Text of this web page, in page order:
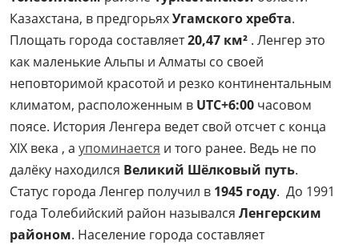
Казахстана, в предгорьяхУгамского хребта.
Площать города составляет20,47 км² . Ленгер это
как маленькие Альпы и Алматы со своей
неповторимой красотой и резко континентальным
климатом, расположенным в UTC+6:00 часовом
поясе. История Ленгера ведет свой отсчет с конца
XIX века , а упоминается и того ранее. Ведь не по
далёку находился Великий Шёлковый путь.
Статус города Ленгер получил в 1945 году. До 1991
года Толебийский район назывался Ленгерским
районом. Население города составляет